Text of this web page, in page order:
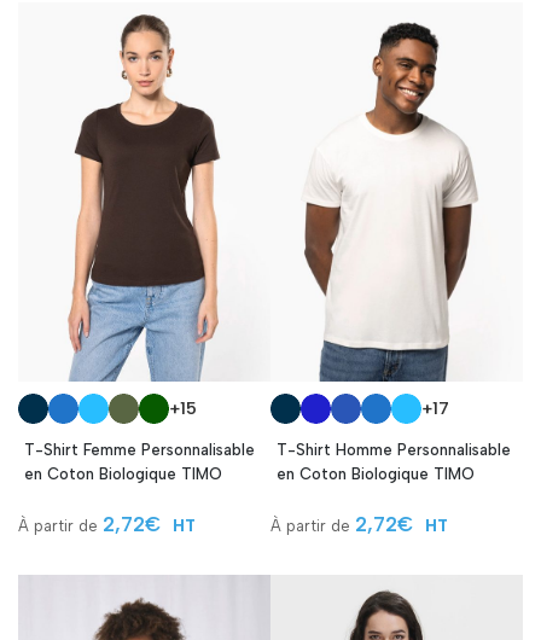
+15
T-Shirt Femme Personnalisable
en Coton Biologique TIMO
2,72€ HT
+17
T-Shirt Homme Personnalisable
en Coton Biologique TIMO
2,72€ HT